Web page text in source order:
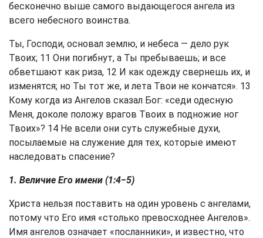
бесконечно выше самого выдающегося ангела из
всего небесного воинства.
Ты, Господи, основал землю, и небеса — дело рук
Твоих; 11 Они погибнут, а Ты пребываешь; и все
обветшают как риза, 12 И как одежду свернешь их, и
изменятся; но Ты тот же, и лета Твои не кончатся». 13
Кому когда из Ангелов сказал Бог: «седи одесную
Меня, доколе положу врагов Твоих в подножие ног
Твоих»? 14 Не всели они суть служебные духи,
посылаемые на служение для тех, которые имеют
наследовать спасение?
1. Величие Его имени (1:4−5)
Христа нельзя поставить на один уровень с ангелами,
потому что Его имя «столько превосходнее Ангелов».
Имя ангелов означает «посланники», и известно, что